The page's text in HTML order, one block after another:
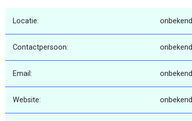
Locatie:
Contactpersoon:
Email: onbekend
Website: onbekend